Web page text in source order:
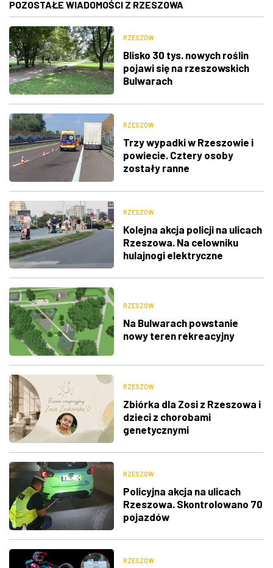
POZOSTAŁE WIADOMOŚCI Z RZESZOWA
RZESZÓW
Blisko 30 tys. nowych roślin
pojawi się na rzeszowskich
Bulwarach
RZESZÓW
Trzy wypadki w Rzeszowie i
powiecie. Cztery osoby
zostały ranne
RZESZÓW
Kolejna akcja policji na ulicach
Rzeszowa. Na celowniku
hulajnogi elektryczne
RZESZÓW
Na Bulwarach powstanie
nowy teren rekreacyjny
RZESZÓW
Zbiórka dla Zosi z Rzeszowa i
dzieci z chorobami
genetycznymi
RZESZÓW
Policyjna akcja na ulicach
Rzeszowa. Skontrolowano 70
pojazdów
RZESZÓW